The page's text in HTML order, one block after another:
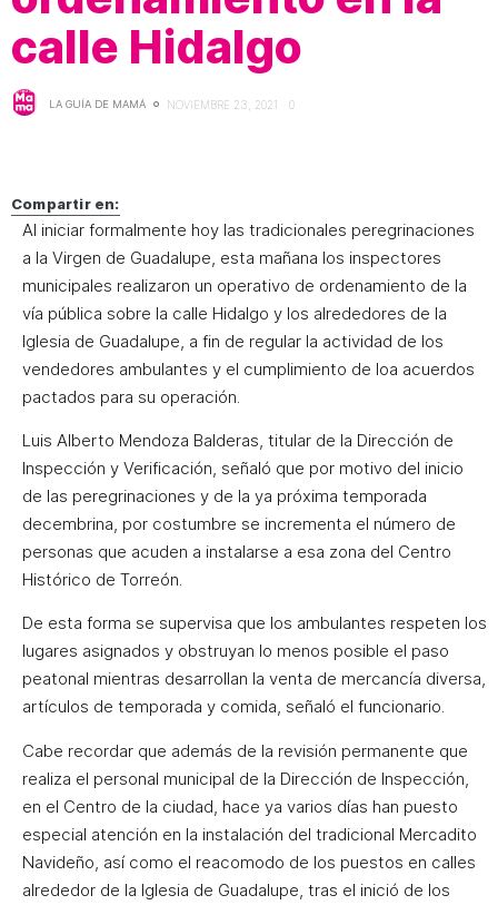
calle Hidalgo
LA GUÍA DE MAMÁ NOVIEMBRE 23, 2021 0
Compartir en:
Al iniciar formalmente hoy las tradicionales peregrinaciones
a la Virgen de Guadalupe, esta mañana los inspectores
municipales realizaron un operativo de ordenamiento de la
vía pública sobre la calle Hidalgo y los alrededores de la
Iglesia de Guadalupe, a fin de regular la actividad de los
vendedores ambulantes y el cumplimiento de loa acuerdos
pactados para su operación.
Luis Alberto Mendoza Balderas, titular de la Dirección de
Inspección y Verificación, señaló que por motivo del inicio
de las peregrinaciones y de la ya próxima temporada
decembrina, por costumbre se incrementa el número de
personas que acuden a instalarse a esa zona del Centro
Histórico de Torreón.
De esta forma se supervisa que los ambulantes respeten los
lugares asignados y obstruyan lo menos posible el paso
peatonal mientras desarrollan la venta de mercancía diversa,
artículos de temporada y comida, señaló el funcionario.
Cabe recordar que además de la revisión permanente que
realiza el personal municipal de la Dirección de Inspección,
en el Centro de la ciudad, hace ya varios días han puesto
especial atención en la instalación del tradicional Mercadito
Navideño, así como el reacomodo de los puestos en calles
alrededor de la Iglesia de Guadalupe, tras el inició de los